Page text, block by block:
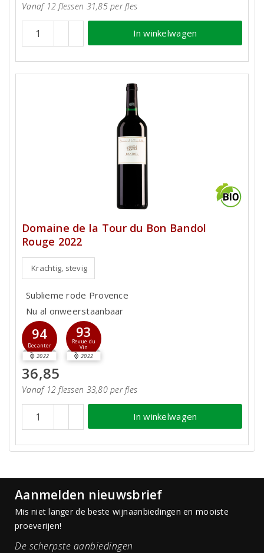
Vanaf 12 flessen 31,85 per fles
In winkelwagen
Domaine de la Tour du Bon Bandol
Rouge 2022
Krachtig, stevig
Sublieme rode Provence
Nu al onweerstaanbaar
94
Decanter
2022
93
Revue du
Vin
2022
36,85
Vanaf 12 flessen 33,80 per fles
In winkelwagen
Aanmelden nieuwsbrief
Mis niet langer de beste wijnaanbiedingen en mooiste
proeverijen!
De scherpste aanbiedingen